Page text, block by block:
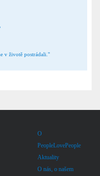
v životě postrádali."
O
PeopleLovePeople
Aktuality
O nás, o našem